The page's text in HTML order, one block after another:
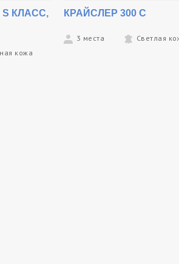
КЛАСС,
кожа
КРАЙСЛЕР 300 С
3 места Светлая